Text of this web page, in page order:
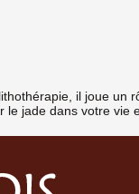
il joue un
jade dans votre vie